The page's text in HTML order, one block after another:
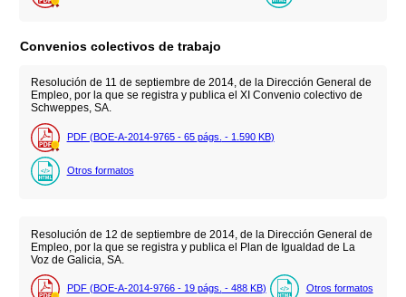
Convenios colectivos de trabajo
Resolución de 11 de septiembre de 2014, de la Dirección General de
Empleo, por la que se registra y publica el XI Convenio colectivo de
Schweppes, SA.
PDF (BOE-A-2014-9765 - 65 págs. - 1.590 KB)
Otros formatos
Resolución de 12 de septiembre de 2014, de la Dirección General de
Empleo, por la que se registra y publica el Plan de Igualdad de La
Voz de Galicia, SA.
PDF (BOE-A-2014-9766 - 19 págs. - 488 KB) Otros formatos